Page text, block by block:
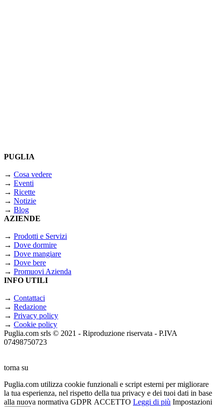
PUGLIA
→ Cosa vedere
→ Eventi
→ Ricette
→ Notizie
→ Blog
AZIENDE
→ Prodotti e Servizi
→ Dove dormire
→ Dove mangiare
→ Dove bere
→ Promuovi Azienda
INFO UTILI
→ Contattaci
→ Redazione
→ Privacy policy
→ Cookie policy
Puglia.com srls © 2021 - Riproduzione riservata - P.IVA
07498750723
torna su
Puglia.com utilizza cookie funzionali e script esterni per migliorare
la tua esperienza, nel rispetto della tua privacy e dei tuoi dati in base
alla nuova normativa GDPR ACCETTO Leggi di più Impostazioni